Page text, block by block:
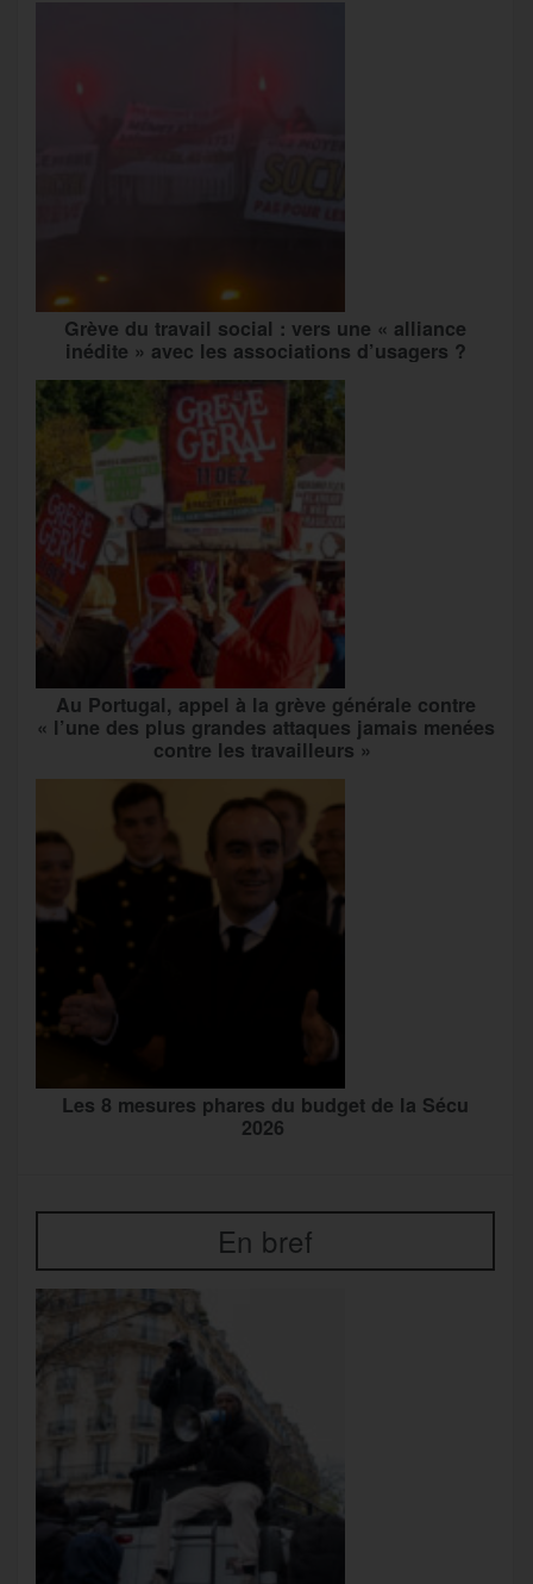
Grève du travail social : vers une « alliance
inédite » avec les associations d’usagers ?
Au Portugal, appel à la grève générale contre
« l’une des plus grandes attaques jamais menées
contre les travailleurs »
Les 8 mesures phares du budget de la Sécu
2026
En bref